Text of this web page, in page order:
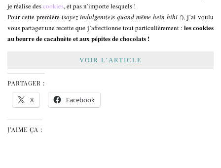
je réalise descookies, et pas n’importe lesquels !
Pour cette première (soyez indulgent(e)s quand même hein hihi !), j’ai voulu
vous partager une recette que j’affectionne tout particulièrement : les cookies
au beurre de cacahuète et aux pépites de chocolats !
VOIR L’ARTICLE
PARTAGER :
X Facebook
J’AIME ÇA :